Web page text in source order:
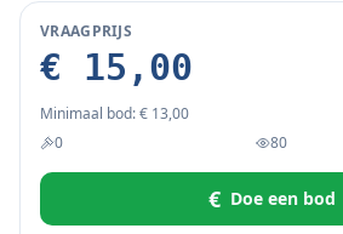
VRAAGPRIJS
€ 15,00
Minimaal bod:€ 13,00
0
80
€ Doe een bod